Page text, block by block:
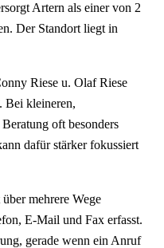
Artern als einer von 2
Der Standort liegt in
Riese u. Olaf Riese
Bei kleineren,
oft besonders
dafür stärker fokussiert
mehrere Wege
E-Mail und Fax erfasst.
gerade wenn ein Anruf